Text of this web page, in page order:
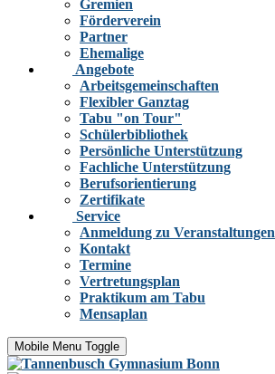
Gremien
Förderverein
Partner
Ehemalige
Angebote
Arbeitsgemeinschaften
Flexibler Ganztag
Tabu "on Tour"
Schülerbibliothek
Persönliche Unterstützung
Fachliche Unterstützung
Berufsorientierung
Zertifikate
Service
Anmeldung zu Veranstaltungen
Kontakt
Termine
Vertretungsplan
Praktikum am Tabu
Mensaplan
Mobile Menu Toggle